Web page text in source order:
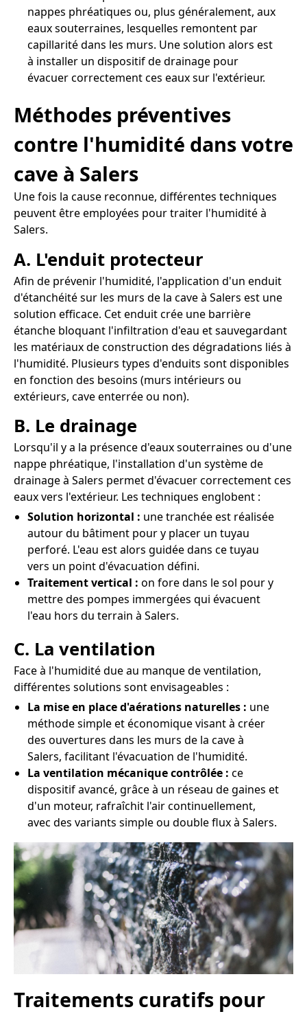
nappes phréatiques ou, plus généralement, aux
eaux souterraines, lesquelles remontent par
capillarité dans les murs. Une solution alors est
à installer un dispositif de drainage pour
évacuer correctement ces eaux sur l'extérieur.
Méthodes préventives
contre l'humidité dans votre
cave à Salers
Une fois la cause reconnue, différentes techniques
peuvent être employées pour traiter l'humidité à
Salers.
A. L'enduit protecteur
Afin de prévenir l'humidité, l'application d'un enduit
d'étanchéité sur les murs de la cave à Salers est une
solution efficace. Cet enduit crée une barrière
étanche bloquant l'infiltration d'eau et sauvegardant
les matériaux de construction des dégradations liés à
l'humidité. Plusieurs types d'enduits sont disponibles
en fonction des besoins (murs intérieurs ou
extérieurs, cave enterrée ou non).
B. Le drainage
Lorsqu'il y a la présence d'eaux souterraines ou d'une
nappe phréatique, l'installation d'un système de
drainage à Salers permet d'évacuer correctement ces
eaux vers l'extérieur. Les techniques englobent :
Solution horizontal : une tranchée est réalisée
autour du bâtiment pour y placer un tuyau
perforé. L'eau est alors guidée dans ce tuyau
vers un point d'évacuation défini.
Traitement vertical : on fore dans le sol pour y
mettre des pompes immergées qui évacuent
l'eau hors du terrain à Salers.
C. La ventilation
Face à l'humidité due au manque de ventilation,
différentes solutions sont envisageables :
La mise en place d'aérations naturelles : une
méthode simple et économique visant à créer
des ouvertures dans les murs de la cave à
Salers, facilitant l'évacuation de l'humidité.
La ventilation mécanique contrôlée : ce
dispositif avancé, grâce à un réseau de gaines et
d'un moteur, rafraîchit l'air continuellement,
avec des variants simple ou double flux à Salers.
Traitements curatifs pour